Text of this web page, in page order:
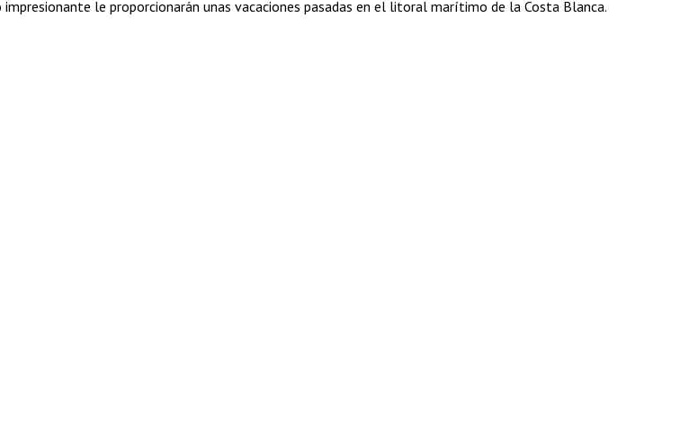
le proporcionarán unas vacaciones pasadas en el litoral marítimo de la Costa Blanca.